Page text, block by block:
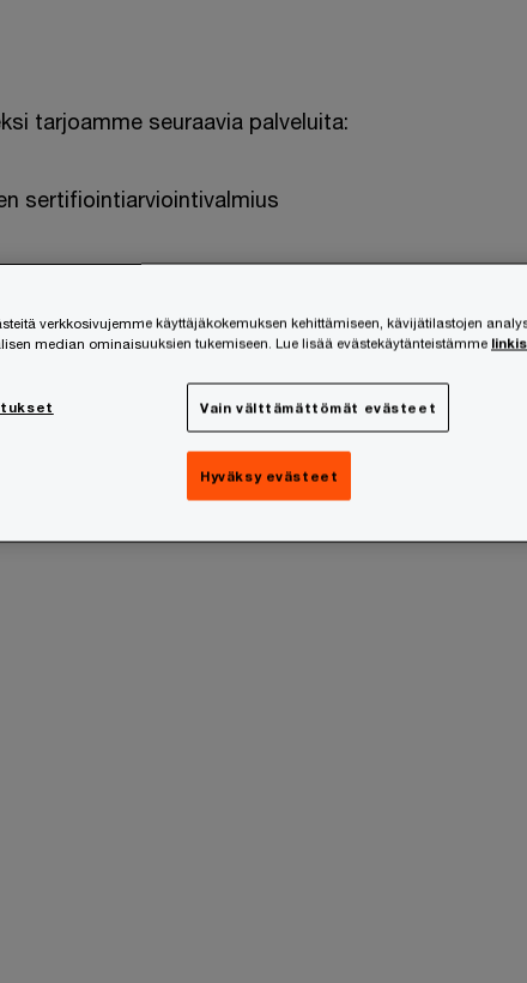
tarjoamme seuraavia palveluita:
sertifiointiarviointivalmius
verkkosivujemme käyttäjäkokemuksen kehittämiseen, kävijätilastojen
median ominaisuuksien tukemiseen. Lue lisää evästekäytänteistämme
Vain välttämättömät evästeet
Hyväksy evästeet